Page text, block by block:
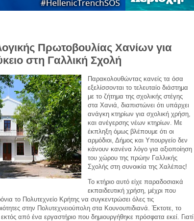
Πρωτοβουλίας Χανίων για
στη Γαλλική Σχολή
Παρακολουθώντας κανείς τα όσα
εξελίσσονται το τελευταίο διάστημα
με το ζήτημα της σχολικής στέγης
στα Χανιά, διαπιστώνει ότι υπάρχει
ανάγκη κτηρίων για σχολική χρήση,
και ανέγερσης νέων κτηρίων. Με
έκπληξη όμως βλέπουμε ότι οι
αρμόδιοι, Δήμος και Υπουργείο δεν
κάνουν κανένα λόγο για αξιοποίηση
του χώρου της πρώην Γαλλικής
Σχολής στη συνοικία της Χαλέπας!
Το κτήριο αυτό είχε παραδοσιακά
εκπαιδευτική χρήση, μέχρι που
το Πολυτεχνείο Κρήτης να συγκεντρώσει όλες τις
στην Πολυτεχνειούπολη στα Κουνουπιδιανά. Έκτοτε, το
εκτός από ένα εργαστήριο που δημιουργήθηκε πρόσφατα εκεί. Γιατί